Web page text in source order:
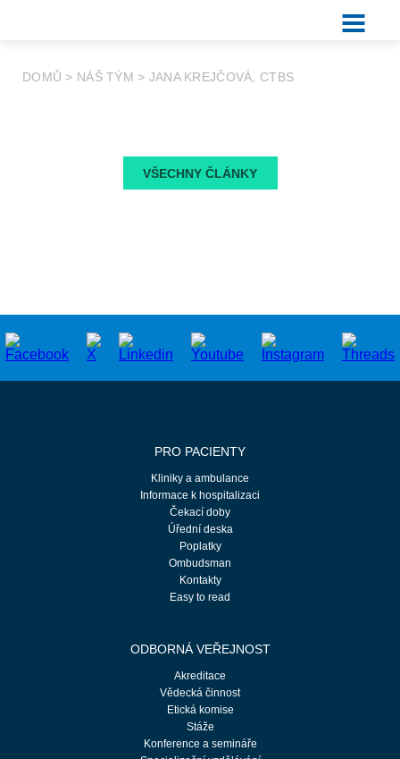
DOMŮ > NÁŠ TÝM > JANA KREJČOVÁ, CTBS
VŠECHNY ČLÁNKY
PRO PACIENTY
Kliniky a ambulance
Informace k hospitalizaci
Čekací doby
Úřední deska
Poplatky
Ombudsman
Kontakty
Easy to read
ODBORNÁ VEŘEJNOST
Akreditace
Vědecká činnost
Etická komise
Stáže
Konference a semináře